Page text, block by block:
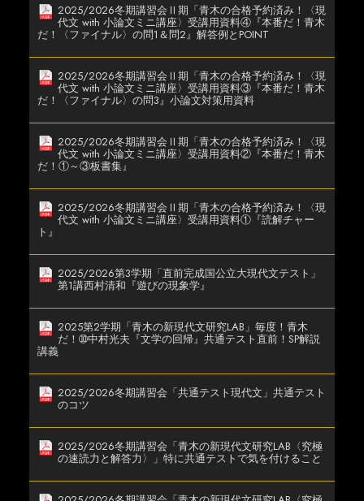
2025/2026冬期講習会Ⅱ期「青木の合格予約済み！〈現
代文 with 小論文ミニ講座〉受講用資料④『本番だ！青木
だ！〈ファイナル〉の問1＆問2』解答例とPOINT
2025/2026冬期講習会Ⅱ期「青木の合格予約済み！〈現
代文 with 小論文ミニ講座〉受講用資料③『本番だ！青木
だ！〈ファイナル〉の問3』小論文対策用資料
2025/2026冬期講習会Ⅱ期「青木の合格予約済み！〈現
代文 with 小論文ミニ講座〉受講用資料②『本番だ！青木
だ！①～③板書集』
2025/2026冬期講習会Ⅱ期「青木の合格予約済み！〈現
代文 with 小論文ミニ講座〉受講用資料①『読解チャー
ト』
2025/2026第3学期「直前完成国公立大現代文テスト」
第1講西村清和『遊びの現象学』
2025第2学期「青木の新現代文研究LAB」毎度！青木
だ！➉中村光夫『文学の回帰』共通テスト直前！SP解説
講義
2025/2026冬期講習会「共通テスト現代文」共通テスト
のコツ
2025/2026冬期講習会「青木の新現代文研究LAB〈究極
の速読力と解答力〉」特に共通テストで気を付けること